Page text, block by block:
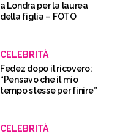
a Londra per la laurea
della figlia – FOTO
CELEBRITÀ
Fedez dopo il ricovero:
“Pensavo che il mio
tempo stesse per finire”
CELEBRITÀ